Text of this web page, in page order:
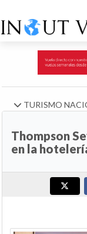
TURISMO
Thompson
en la